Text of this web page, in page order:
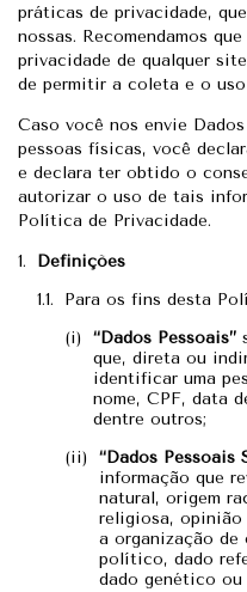
práticas de privacidade,
nossas. Recomendamos
privacidade de qualquer
de permitir a coleta e o uso
Caso você nos envie
pessoas físicas, você
e declara ter obtido o
autorizar o uso de tais
Política de Privacidade.
Definições
Para os fins desta
“Dados Pessoais”
que, direta ou
identificar uma
nome, CPF, data
dentre outros;
“Dados Pessoais
informação que
natural, origem
religiosa,
a organização
político, dado
dado genético